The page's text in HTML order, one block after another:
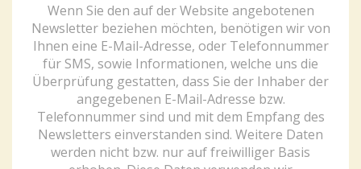
Wenn Sie den auf der Website angebotenen
Newsletter beziehen möchten, benötigen wir von
Ihnen eine E-Mail-Adresse, oder Telefonnummer
für SMS, sowie Informationen, welche uns die
Überprüfung gestatten, dass Sie der Inhaber der
angegebenen E-Mail-Adresse bzw.
Telefonnummer sind und mit dem Empfang des
Newsletters einverstanden sind. Weitere Daten
werden nicht bzw. nur auf freiwilliger Basis